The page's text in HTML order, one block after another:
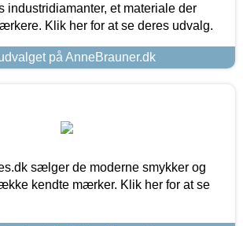
industridiamanter, et materiale der
Klik her for at se deres udvalg.
på AnneBrauner.dk
sælger de moderne smykker og
kendte mærker. Klik her for at se